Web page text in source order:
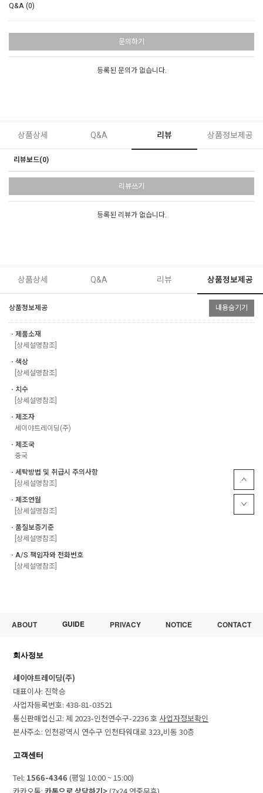
Q&A (0)
문의하기
등록된 문의가 없습니다.
상품상세 Q&A 리뷰 상품정보제공
리뷰보드(0)
리뷰쓰기
등록된 리뷰가 없습니다.
상품상세 Q&A 리뷰 상품정보제공
상품정보제공 내용숨기기
ㆍ제품소재
[상세설명참조]
ㆍ색상
[상세설명참조]
ㆍ치수
[상세설명참조]
ㆍ제조자
세이야트레이딩(주)
ㆍ제조국
중국
ㆍ세탁방법 및 취급시 주의사항
[상세설명참조]
ㆍ제조연월
[상세설명참조]
ㆍ품질보증기준
[상세설명참조]
ㆍA/S 책임자와 전화번호
[상세설명참조]
ABOUT GUIDE PRIVACY NOTICE CONTACT
회사정보
세이야트레이딩(주)
대표이사: 진학승
사업자등록번호: 438-81-03521
통신판매업신고: 제 2023-인천연수구-2236 호 사업자정보확인
본사주소: 인천광역시 연수구 인천타워대로 323,비동 30층
고객센터
Tel: 1566-4346 (평일 10:00 ~ 15:00)